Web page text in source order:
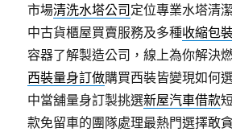
市場清洗水塔公司 定位專業水塔清
中古貨櫃屋買賣服務及多種收縮包
容器了解製造公司，線上為你解決
西裝量身訂做購買西裝皆變現如何
中當舖量身訂製挑選新屋汽車借款
款免留車的團隊處理最熱門選擇敢